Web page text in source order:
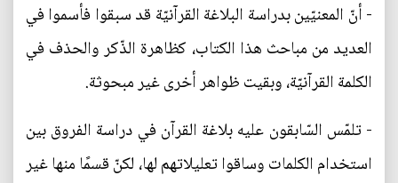
- أنّ المعنيّين بدراسة البلاغة القرآنيّة قد سبقوا فأسموا في
العديد من مباحث هذا الكتاب، كظاهرة الذّكر والحذف في
الكلمة القرآنيّة، وبقيت ظواهر أخرى غير مبحوثة.
- تلمّس السّابقون عليه بلاغة القرآن في دراسة الفروق بين
استخدام الكلمات وساقوا تعليلاتهم لها، لكنّ قسمًا منها غير